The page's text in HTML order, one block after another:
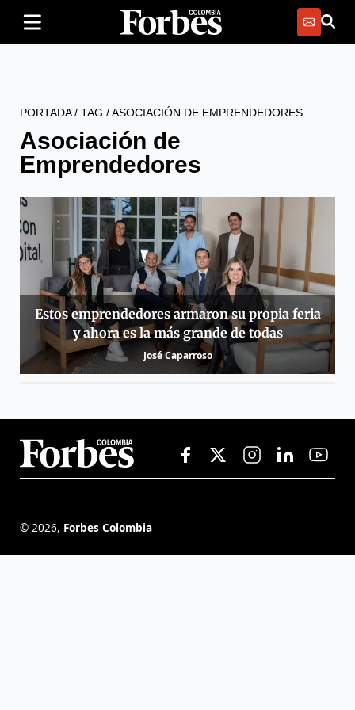
PORTADA/ TAG /ASOCIACIÓN DE EMPRENDEDORES
Asociación de
Emprendedores
Estos emprendedores armaron su propia feria
y ahora es la más grande de todas
José Caparroso
© 2026, Forbes Colombia